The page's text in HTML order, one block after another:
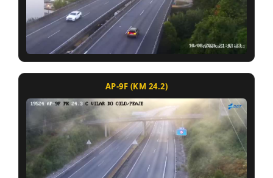
AP-9F (KM 24.2)